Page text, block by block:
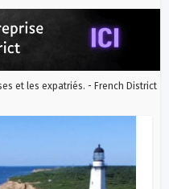
et les expatriés. - French District